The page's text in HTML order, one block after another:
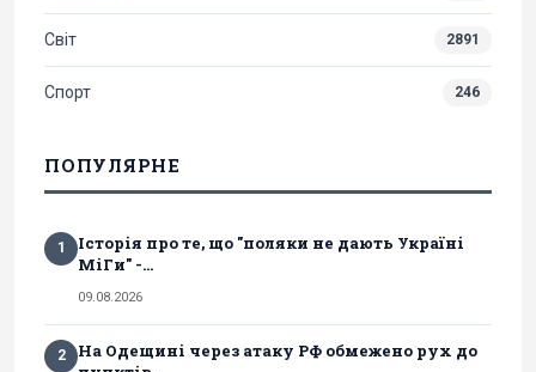
Світ 2891
Спорт 246
ПОПУЛЯРНЕ
1
Історія про те, що "поляки не дають Україні
МіГи" -...
09.08.2026
2
На Одещині через атаку РФ обмежено рух до